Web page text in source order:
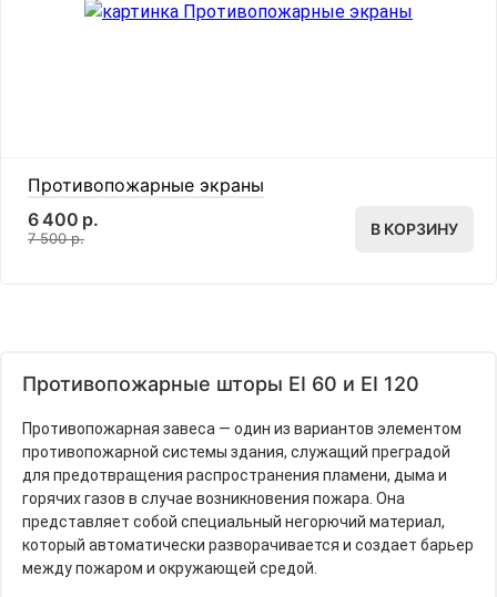
Противопожарные экраны
6 400 р.
7 500 р. В КОРЗИНУ
Противопожарные шторы EI 60 и EI 120
Противопожарная завеса — один из вариантов элементом
противопожарной системы здания, служащий преградой
для предотвращения распространения пламени, дыма и
горячих газов в случае возникновения пожара. Она
представляет собой специальный негорючий материал,
который автоматически разворачивается и создает барьер
между пожаром и окружающей средой.